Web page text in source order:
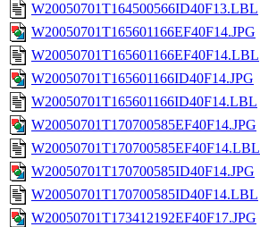
W20050701T164500566ID40F13.LBL
W20050701T165601166EF40F14.JPG
W20050701T165601166EF40F14.LBL
W20050701T165601166ID40F14.JPG
W20050701T165601166ID40F14.LBL
W20050701T170700585EF40F14.JPG
W20050701T170700585EF40F14.LBL
W20050701T170700585ID40F14.JPG
W20050701T170700585ID40F14.LBL
W20050701T173412192EF40F17.JPG